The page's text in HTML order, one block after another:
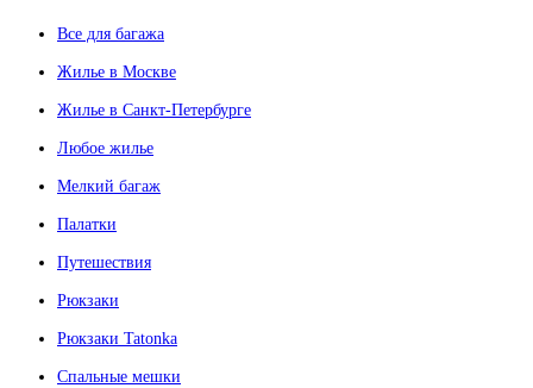
Все для багажа
Жилье в Москве
Жилье в Санкт-Петербурге
Любое жилье
Мелкий багаж
Палатки
Путешествия
Рюкзаки
Рюкзаки Tatonka
Спальные мешки